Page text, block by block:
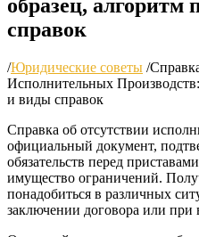
образец, алгоритм
справок
/Юридические советы /
Исполнительных
и виды справок
Справка об отсутствии
официальный документ,
обязательств перед
имущество ограничений.
понадобиться в различных
заключении договора или при